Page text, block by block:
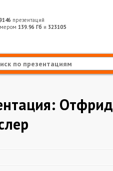
презентаций
139.96 Гб и 323105
Отфрид